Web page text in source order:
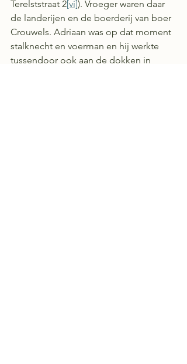
Terelststraat 2[vi]). Vroeger waren daar
de landerijen en de boerderij van boer
Crouwels. Adriaan was op dat moment
stalknecht en voerman en hij werkte
tussendoor ook aan de dokken in